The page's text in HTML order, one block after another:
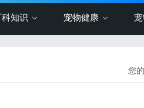
知识 宠物健康
您